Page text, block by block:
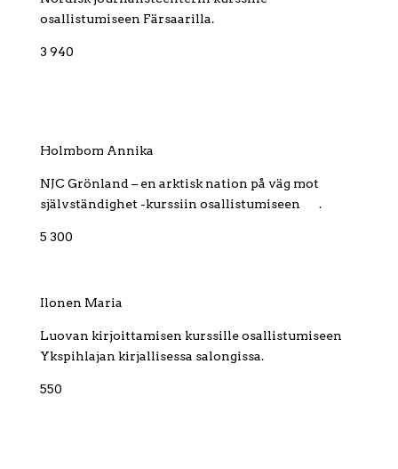
osallistumiseen Färsaarilla.
3 940
Holmbom Annika
NJC Grönland – en arktisk nation på väg mot
självständighet -kurssiin osallistumiseen .
5 300
Ilonen Maria
Luovan kirjoittamisen kurssille osallistumiseen
Ykspihlajan kirjallisessa salongissa.
550